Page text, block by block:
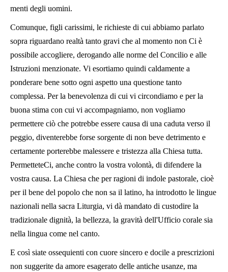
menti degli uomini.
Comunque, figli carissimi, le richieste di cui abbiamo parlato
sopra riguardano realtà tanto gravi che al momento non Ci è
possibile accogliere, derogando alle norme del Concilio e alle
Istruzioni menzionate. Vi esortiamo quindi caldamente a
ponderare bene sotto ogni aspetto una questione tanto
complessa. Per la benevolenza di cui vi circondiamo e per la
buona stima con cui vi accompagniamo, non vogliamo
permettere ciò che potrebbe essere causa di una caduta verso il
peggio, diventerebbe forse sorgente di non beve detrimento e
certamente porterebbe malessere e tristezza alla Chiesa tutta.
PermetteteCi, anche contro la vostra volontà, di difendere la
vostra causa. La Chiesa che per ragioni di indole pastorale, cioè
per il bene del popolo che non sa il latino, ha introdotto le lingue
nazionali nella sacra Liturgia, vi dà mandato di custodire la
tradizionale dignità, la bellezza, la gravità dell'Ufficio corale sia
nella lingua come nel canto.
E così siate ossequienti con cuore sincero e docile a prescrizioni
non suggerite da amore esagerato delle antiche usanze, ma